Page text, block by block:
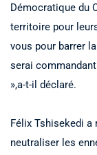
Démocratique du
territoire pour
vous pour barrer
serai
»,a-t-il déclaré.
Félix Tshisekedi
neutraliser les